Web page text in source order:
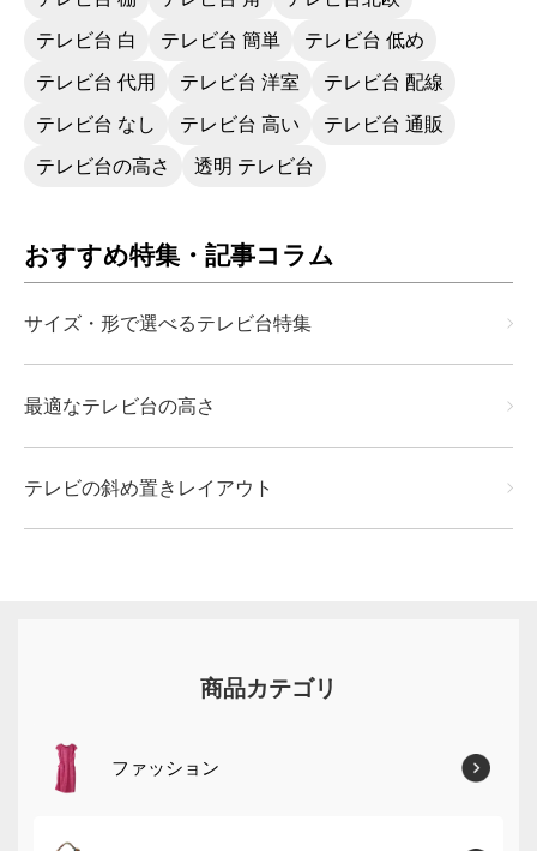
テレビ台 白 テレビ台 簡単 テレビ台 低め
テレビ台 代用 テレビ台 洋室 テレビ台 配線
テレビ台 なし テレビ台 高い テレビ台 通販
テレビ台の高さ 透明 テレビ台
おすすめ特集・記事コラム
サイズ・形で選べるテレビ台特集
最適なテレビ台の高さ
テレビの斜め置きレイアウト
商品カテゴリ
ファッション